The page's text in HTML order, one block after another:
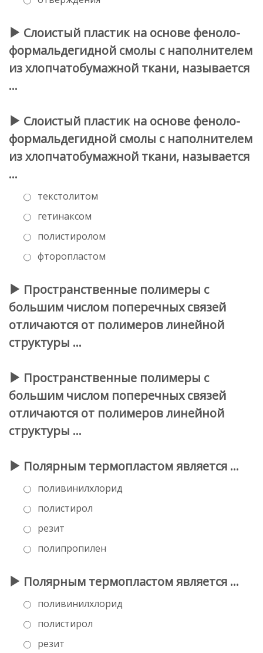
Слоистый пластик на основе феноло-
формальдегидной смолы с наполнителем
из хлопчатобумажной ткани, называется
…
Слоистый пластик на основе феноло-
формальдегидной смолы с наполнителем
из хлопчатобумажной ткани, называется
…
текстолитом
гетинаксом
полистиролом
фторопластом
Пространственные полимеры с
большим числом поперечных связей
отличаются от полимеров линейной
структуры …
Пространственные полимеры с
большим числом поперечных связей
отличаются от полимеров линейной
структуры …
Полярным термопластом является …
поливинилхлорид
полистирол
резит
полипропилен
Полярным термопластом является …
поливинилхлорид
полистирол
резит